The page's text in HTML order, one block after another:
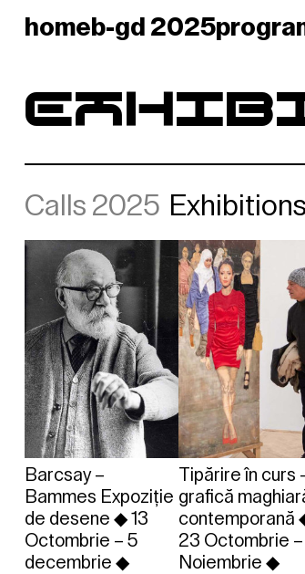
homeb-gd 2025
Calls 2025
Barcsay –
Bammes Expoziție
de desene ◆ 13
Octombrie – 5
decembrie ◆
Tipărire în curs
grafică
contemporană
23 Octombrie –
Noiembrie ◆